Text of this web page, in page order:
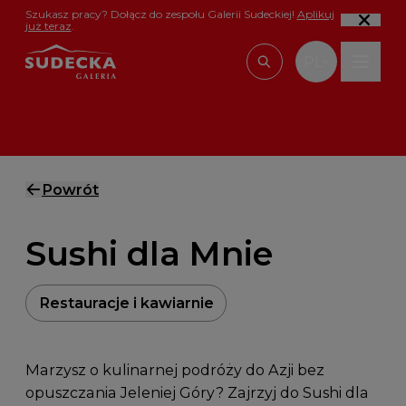
Przejdź do treści
Szukasz pracy? Dołącz do zespołu Galerii Sudeckiej! Aplikuj
już teraz.
Wpisz, czego
Powrót
Sushi dla Mnie
Restauracje i kawiarnie
Marzysz o kulinarnej podróży do Azji bez
opuszczania Jeleniej Góry? Zajrzyj do Sushi dla